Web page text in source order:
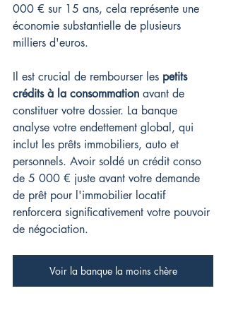
000 € sur 15 ans, cela représente une
économie substantielle de plusieurs
milliers d'euros.
Il est crucial de rembourser les petits
crédits à la consommation avant de
constituer votre dossier. La banque
analyse votre endettement global, qui
inclut les prêts immobiliers, auto et
personnels. Avoir soldé un crédit conso
de 5 000 € juste avant votre demande
de prêt pour l'immobilier locatif
renforcera significativement votre pouvoir
de négociation.
Voir la banque la moins chère